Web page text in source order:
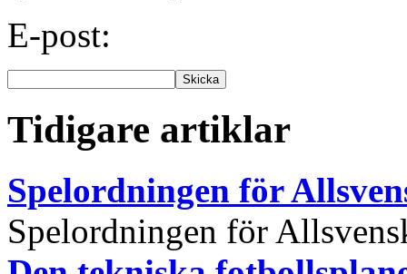
E-post:
Tidigare artiklar
Spelordningen för
Spelordningen för